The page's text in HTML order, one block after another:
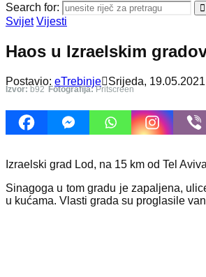
Search for:
Svijet Vijesti
Haos u Izraelskim
Postavio: eTrebinje Srijeda,
Izvor: b92 Fotografija:Pritscreen
Izraelski grad Lod, na 15 km od Tel
Sinagoga u tom gradu je zapaljena,
u kućama. Vlasti grada su proglasile